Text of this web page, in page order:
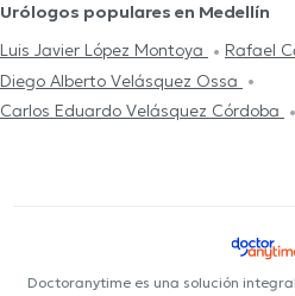
Urólogos populares en Medellín
Luis Javier López Montoya
Rafael
Diego Alberto Velásquez Ossa
Carlos Eduardo Velásquez Córdoba
Doctoranytime es una solución